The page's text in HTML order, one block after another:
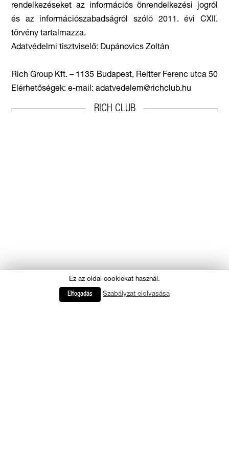
rendelkezéseket az információs önrendelkezési jogról
és az információszabadságról szóló 2011. évi CXII.
törvény tartalmazza.
Adatvédelmi tisztviselő: Dupánovics Zoltán
Rich Group Kft. – 1135 Budapest, Reitter Ferenc utca 50
Elérhetőségek: e-mail: adatvedelem@richclub.hu
RICH CLUB
Ez az oldal cookiekat használ.
Elfogadás Szabályzat elolvasása